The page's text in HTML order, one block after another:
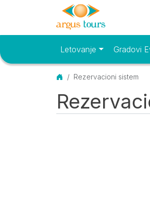
Osnovni meniLetovanje Gradovi
Početna
Rezervacioni sistem